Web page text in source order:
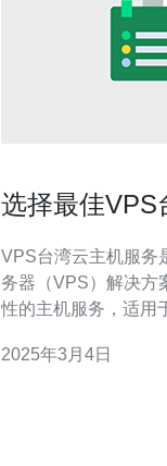
选择最佳VPS
VPS台湾云主机服务
务器（VPS）解决方
性的主机服务，适用
托管网站、应用程序和其他在
2025年3月4日